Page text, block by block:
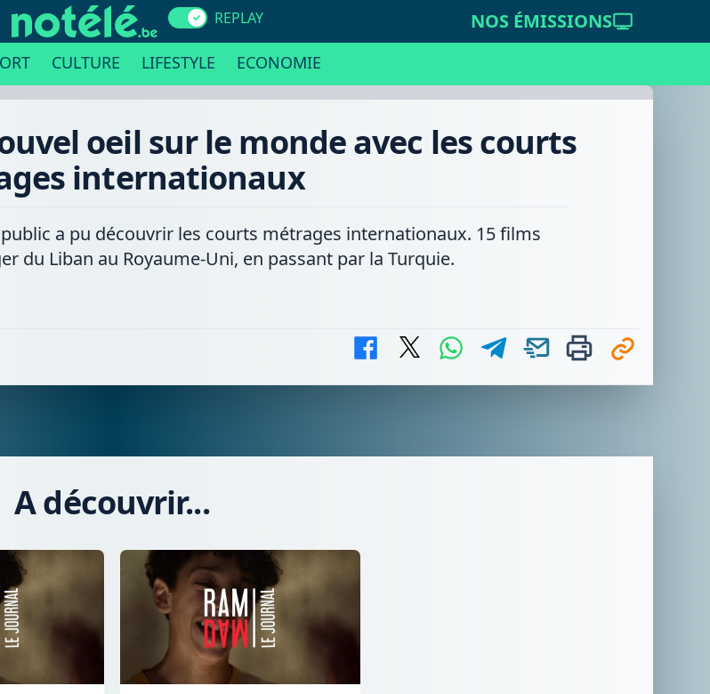
REPLAY NOS ÉMISSIONS
CULTURE LIFESTYLE ECONOMIE
oeil sur le monde avec les courts
internationaux
a pu découvrir les courts métrages internationaux. 15 films
du Liban au Royaume-Uni, en passant par la Turquie.
A découvrir...